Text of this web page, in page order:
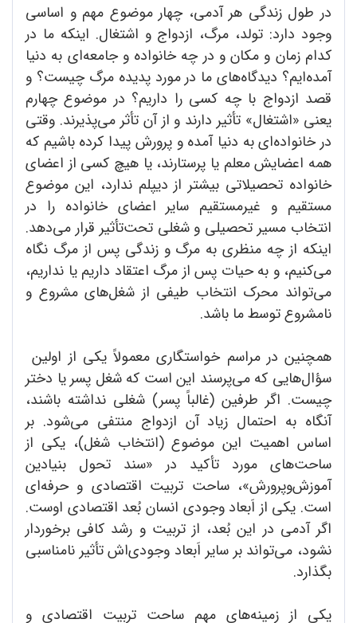
در طول زندگی هر آدمی، چهار موضوع مهم و اساسی
وجود دارد: تولد، مرگ، ازدواج و اشتغال. اینکه ما در
کدام زمان و مکان و در چه خانواده و جامعه‌ای به دنیا
آمده‌ایم؟ دیدگاه‌های ما در مورد پدیده مرگ چیست؟ و
قصد ازدواج با چه کسی را داریم؟ در موضوع چهارم
یعنی «اشتغال» تأثیر دارند و از آن تأثر می‌پذیرند. وقتی
در خانواده‌ای به دنیا آمده و پرورش پیدا کرده‌ باشیم که
همه اعضایش معلم یا پرستارند، یا هیچ کسی از اعضای
خانواده تحصیلاتی بیشتر از دیپلم ندارد، این موضوع
مستقیم و غیرمستقیم سایر اعضای خانواده را در
انتخاب مسیر تحصیلی و شغلی تحت‌تأثیر قرار می‌دهد.
اینکه از چه منظری به مرگ و زندگی پس از مرگ نگاه
می‌کنیم، و به حیات پس از مرگ اعتقاد داریم یا نداریم،
می‌تواند محرک انتخاب طیفی از شغل‌های مشروع و
نامشروع توسط ما باشد.
همچنین در مراسم خواستگاری معمولاً یکی از اولین
سؤال‌هایی که می‌پرسند این است که شغل پسر یا دختر
چیست. اگر طرفین (غالباً پسر) شغلی نداشته باشند،
آنگاه به احتمال زیاد آن ازدواج منتفی می‌شود. بر
اساس اهمیت این موضوع (انتخاب شغل)، یکی از
ساحت‌های مورد تأکید در «سند تحول بنیادین
آموزش‌و‌پرورش»، ساحت تربیت اقتصادی و حرفه‌ای
است. یکی از اَبعاد وجودی انسان بُعد اقتصادی اوست.
اگر آدمی در این بُعد، از تربیت و رشد کافی برخوردار
نشود، می‌تواند بر سایر اَبعاد وجودی‌اش تأثیر نامناسبی
بگذارد.
یکی از زمینه‌های مهم ساحت تربیت اقتصادی و